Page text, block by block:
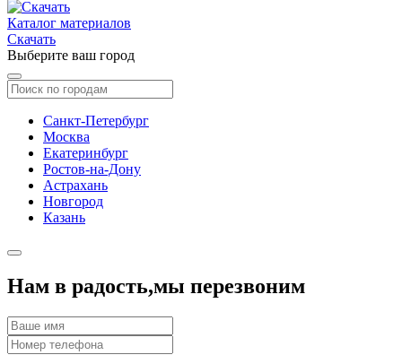
Каталог материалов
Скачать
Выберите ваш город
Санкт-Петербург
Москва
Екатеринбург
Ростов-на-Дону
Астрахань
Новгород
Казань
Нам в радость,мы перезвоним